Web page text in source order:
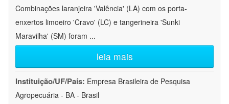
Combinações laranjeira 'Valência' (LA) com os porta-
enxertos limoeiro 'Cravo' (LC) e tangerineira 'Sunki
Maravilha' (SM) foram ...
leia mais
Instituição/UF/País: Empresa Brasileira de Pesquisa
Agropecuária - BA - Brasil